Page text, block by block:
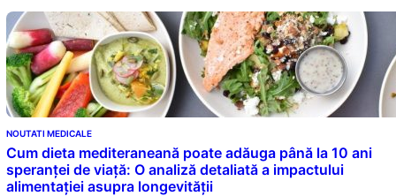
NOUTATI MEDICALE
Cum dieta mediteraneană poate adăuga până la 10 ani
speranței de viață: O analiză detaliată a impactului
alimentației asupra longevității